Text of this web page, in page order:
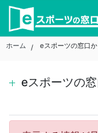
Skip
content
ホーム eスポーツの窓口
eスポーツの